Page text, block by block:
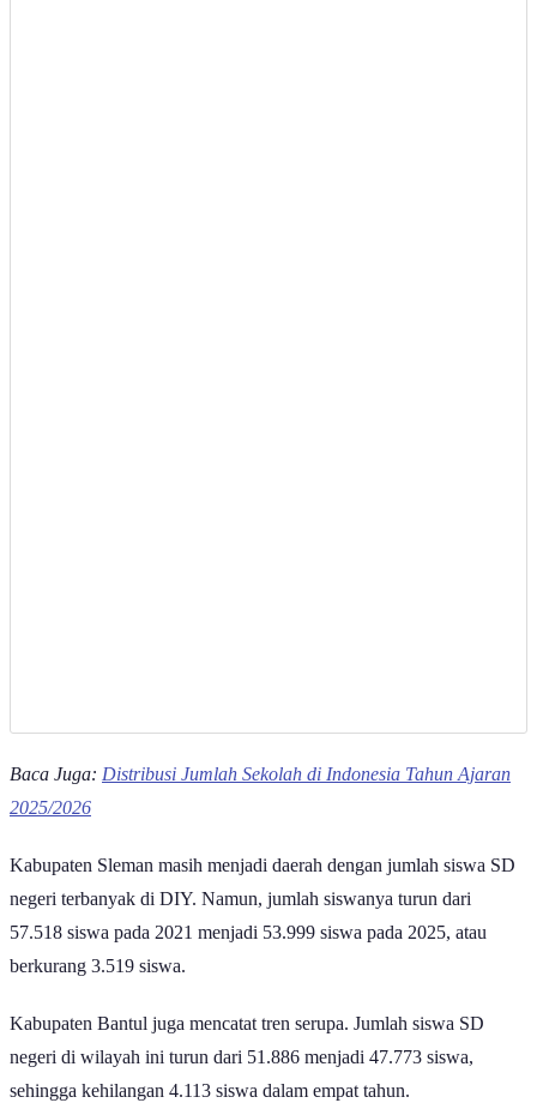
Baca Juga: Distribusi Jumlah Sekolah di Indonesia Tahun Ajaran
2025/2026
Kabupaten Sleman masih menjadi daerah dengan jumlah siswa SD
negeri terbanyak di DIY. Namun, jumlah siswanya turun dari
57.518 siswa pada 2021 menjadi 53.999 siswa pada 2025, atau
berkurang 3.519 siswa.
Kabupaten Bantul juga mencatat tren serupa. Jumlah siswa SD
negeri di wilayah ini turun dari 51.886 menjadi 47.773 siswa,
sehingga kehilangan 4.113 siswa dalam empat tahun.